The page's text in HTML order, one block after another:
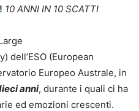
10 ANNI IN 10 SCATTI
dell’ESO (European
Europeo Australe, in
anni, durante i quali ci ha
ed emozioni crescenti.